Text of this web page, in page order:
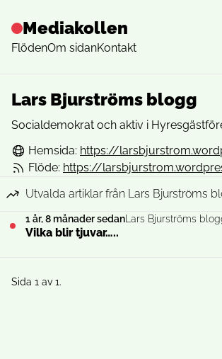
Mediakollen
FlödenOm sidanKontakt
Lars Bjurströms blogg
Socialdemokrat och aktiv i
Hemsida: https://
Flöde: https://
Utvalda artiklar från Lars Bjurströms
1 år, 8 månader sedan Lars Bjurströms
Vilka blir tjuvar…..
Sida 1 av 1.